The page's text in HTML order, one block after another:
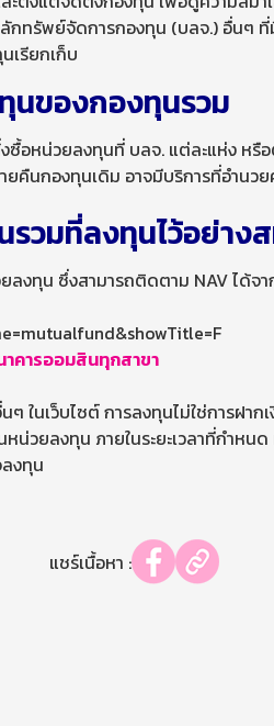
ทรัพย์จัดการกองทุน (บลจ.) อื่นๆ
เรียกเก็บ
ของกองทุนรวม
หน่วยลงทุนที่ บลจ. แต่ละแห่ง หรื
คืนกองทุนเดิม อาจมีบริการที่อำนว
วมที่ลงทุนไว้อย่าง
งทุน ซึ่งสามารถติดตาม NAV ได้
คารออมสินทุกสาขา
นเว็บไซต์ การลงทุนไม่ใช่การฝาก
น่วยลงทุน ภายในระยะเวลาที่กำ
งทุน
แชร์เนื้อหา :